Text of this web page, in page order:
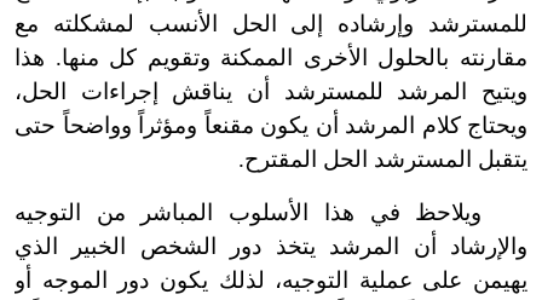
للمسترشد وإرشاده إلى الحل الأنسب لمشكلته مع
مقارنته بالحلول الأخرى الممكنة وتقويم كل منها. هذا
ويتيح المرشد للمسترشد أن يناقش إجراءات الحل،
ويحتاج كلام المرشد أن يكون مقنعاً ومؤثراً وواضحاً حتى
يتقبل المسترشد الحل المقترح.
ويلاحظ في هذا الأسلوب المباشر من التوجيه
والإرشاد أن المرشد يتخذ دور الشخص الخبير الذي
يهيمن على عملية التوجيه، لذلك يكون دور الموجه أو